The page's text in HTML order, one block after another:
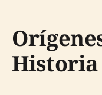
Historia